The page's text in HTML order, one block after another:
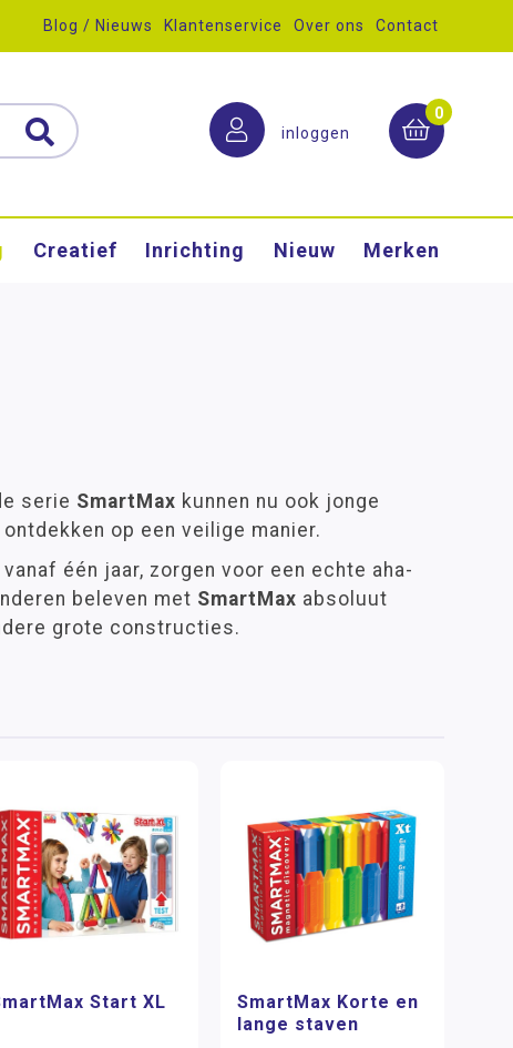
Blog / Nieuws Klantenservice Over ons Contact
inloggen
0
Creatief Inrichting Nieuw Merken
serie SmartMax kunnen nu ook jonge
op een veilige manier.
één jaar, zorgen voor een echte aha-
beleven met SmartMax absoluut
grote constructies.
Start XL
SmartMax Korte en
lange staven